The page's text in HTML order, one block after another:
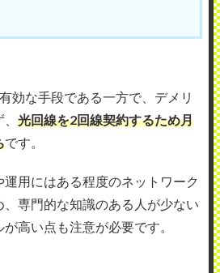
効な手段である一方で、デメリ
光回線を2回線契約するため月
です。
用にはある程度のネットワーク
専門的な知識のある人が少ない
高い点も注意が必要です。